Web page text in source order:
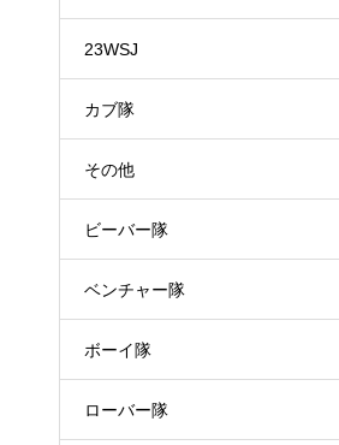
23WSJ
カブ隊
その他
ビーバー隊
ベンチャー隊
ボーイ隊
ローバー隊